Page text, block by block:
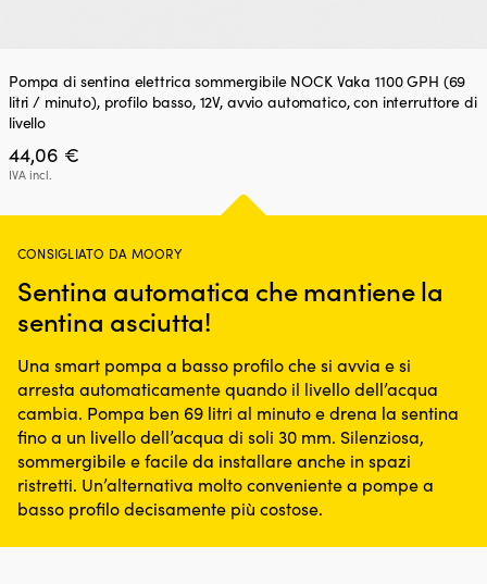
CONSIGLIATO DA MOORY
Sentina automatica che mantiene la
sentina asciutta!
Una smart pompa a basso profilo che si avvia e si
arresta automaticamente quando il livello dell’acqua
cambia. Pompa ben 69 litri al minuto e drena la sentina
fino a un livello dell’acqua di soli 30 mm. Silenziosa,
sommergibile e facile da installare anche in spazi
ristretti. Un’alternativa molto conveniente a pompe a
basso profilo decisamente più costose.
Pompa di sentina elettrica sommergibile NOCK Vaka 1100 GPH (69
litri / minuto), profilo basso, 12V, avvio automatico, con interruttore di
livello
44,06 €
IVA incl.